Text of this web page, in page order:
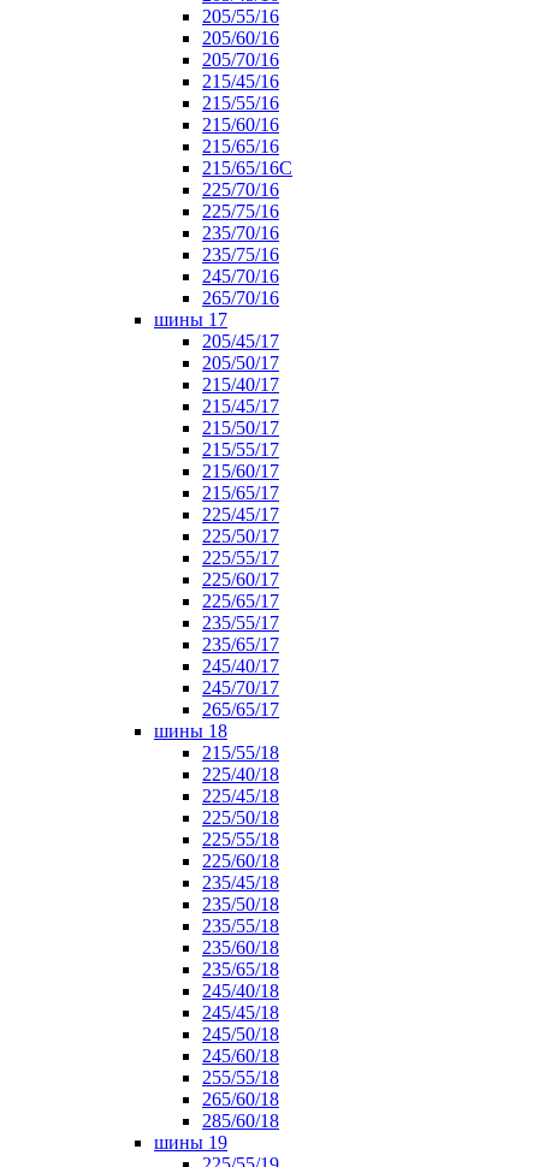
205/55/16
205/60/16
205/70/16
215/45/16
215/55/16
215/60/16
215/65/16
215/65/16С
225/70/16
225/75/16
235/70/16
235/75/16
245/70/16
265/70/16
шины 17
205/45/17
205/50/17
215/40/17
215/45/17
215/50/17
215/55/17
215/60/17
215/65/17
225/45/17
225/50/17
225/55/17
225/60/17
225/65/17
235/55/17
235/65/17
245/40/17
245/70/17
265/65/17
шины 18
215/55/18
225/40/18
225/45/18
225/50/18
225/55/18
225/60/18
235/45/18
235/50/18
235/55/18
235/60/18
235/65/18
245/40/18
245/45/18
245/50/18
245/60/18
255/55/18
265/60/18
285/60/18
шины 19